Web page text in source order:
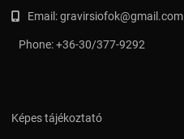
Email:gravirsiofok@gmail.com
Phone:+36-30/377-9292
Képes tájékoztató